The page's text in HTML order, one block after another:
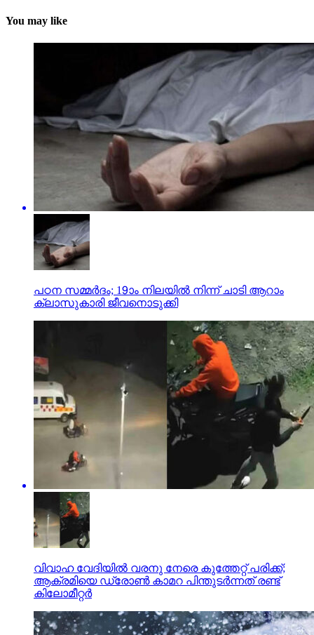
You may like
പഠന സമ്മര്‍ദം; 19ാം നിലയില്‍ നിന്ന് ചാടി ആറാം
ക്ലാസുകാരി ജീവനൊടുക്കി
വിവാഹ വേദിയില്‍ വരനു നേരെ കുത്തേറ്റ് പരിക്ക്;
ആക്രമിയെ ഡ്രോണ്‍ കാമറ പിന്തുടര്‍ന്നത് രണ്ട്
കിലോമീറ്റര്‍